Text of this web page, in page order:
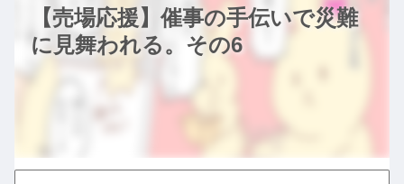
【売場応援】催事の手伝いで災難
に見舞われる。その6